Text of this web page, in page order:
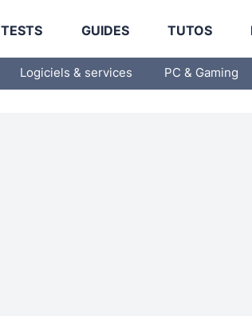
TESTS GUIDES TUTOS
Logiciels & services PC & Gaming